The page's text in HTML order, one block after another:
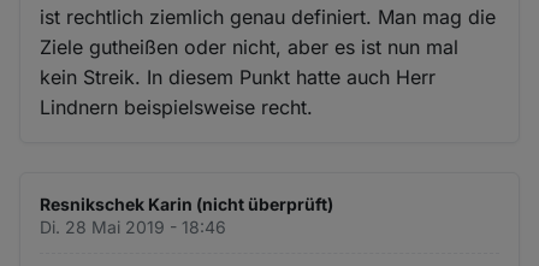
ist rechtlich ziemlich genau definiert. Man mag die
Ziele gutheißen oder nicht, aber es ist nun mal
kein Streik. In diesem Punkt hatte auch Herr
Lindnern beispielsweise recht.
Resnikschek Karin (nicht überprüft)
Di. 28 Mai 2019 - 18:46